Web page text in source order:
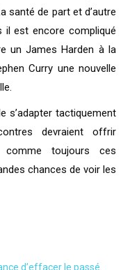
santé de part et d’autre
il est encore compliqué
un James Harden à la
Curry une nouvelle
s’adapter tactiquement
devraient offrir
comme toujours ces
chances de voir les
d’effacer le passé